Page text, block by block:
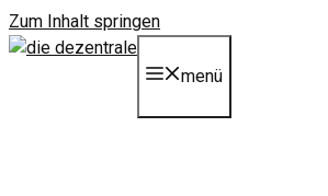
Zum Inhalt springen
menü